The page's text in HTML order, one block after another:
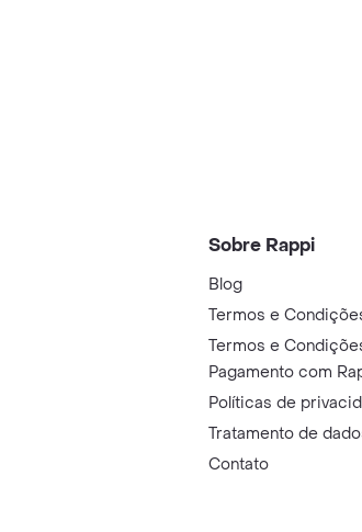
Sobre Rappi
Blog
Termos e
Termos e
Pagamento com
Políticas de
Tratamento de
Contato